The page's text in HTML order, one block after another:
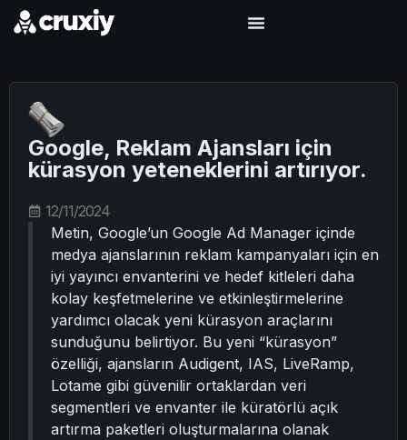
Google, Reklam Ajansları için
kürasyon yeteneklerini artırıyor.
12/11/2024
Metin, Google’un Google Ad Manager içinde
medya ajanslarının reklam kampanyaları için en
iyi yayıncı envanterini ve hedef kitleleri daha
kolay keşfetmelerine ve etkinleştirmelerine
yardımcı olacak yeni kürasyon araçlarını
sunduğunu belirtiyor. Bu yeni “kürasyon”
özelliği, ajansların Audigent, IAS, LiveRamp,
Lotame gibi güvenilir ortaklardan veri
segmentleri ve envanter ile küratörlü açık
artırma paketleri oluşturmalarına olanak